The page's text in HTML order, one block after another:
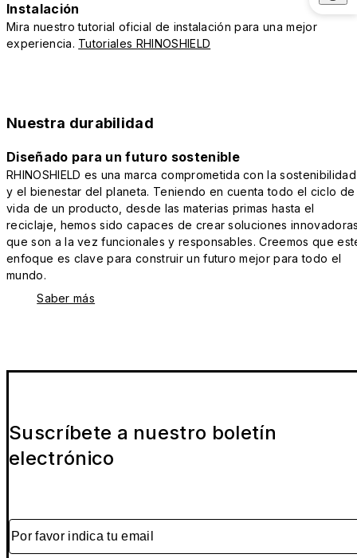
Instalación
Mira nuestro tutorial oficial de instalación para una mejor
experiencia. Tutoriales RHINOSHIELD
Nuestra durabilidad
Diseñado para un futuro sostenible
RHINOSHIELD es una marca comprometida con la sostenibilidad
y el bienestar del planeta. Teniendo en cuenta todo el ciclo de
vida de un producto, desde las materias primas hasta el
reciclaje, hemos sido capaces de crear soluciones
que son a la vez funcionales y responsables. Creemos que
enfoque es clave para construir un futuro mejor para todo el
mundo.
Saber más
Suscríbete a nuestro boletín
electrónico
Por favor indica tu email